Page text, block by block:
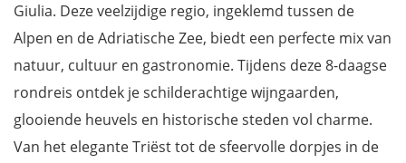
Giulia. Deze veelzijdige regio, ingeklemd tussen de
Alpen en de Adriatische Zee, biedt een perfecte mix van
natuur, cultuur en gastronomie. Tijdens deze 8-daagse
rondreis ontdek je schilderachtige wijngaarden,
glooiende heuvels en historische steden vol charme.
Van het elegante Triëst tot de sfeervolle dorpjes in de